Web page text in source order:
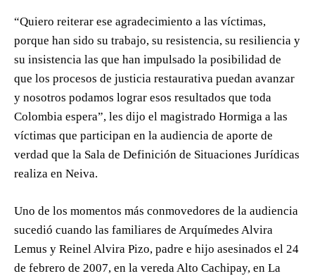
“Quiero reiterar ese agradecimiento a las víctimas,
porque han sido su trabajo, su resistencia, su resiliencia y
su insistencia las que han impulsado la posibilidad de
que los procesos de justicia restaurativa puedan avanzar
y nosotros podamos lograr esos resultados que toda
Colombia espera”, les dijo el magistrado Hormiga a las
víctimas que participan en la audiencia de aporte de
verdad que la Sala de Definición de Situaciones Jurídicas
realiza en Neiva.
Uno de los momentos más conmovedores de la audiencia
sucedió cuando las familiares de Arquímedes Alvira
Lemus y Reinel Alvira Pizo, padre e hijo asesinados el 24
de febrero de 2007, en la vereda Alto Cachipay, en La